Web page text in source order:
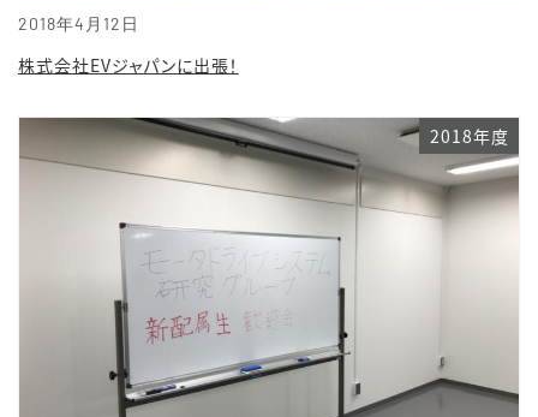
2018年4月12日
株式会社EVジャパンに出張！
2018年度